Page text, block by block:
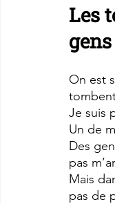
Les
On est
Je suis
Un de
Des
pas
Mais
pas de